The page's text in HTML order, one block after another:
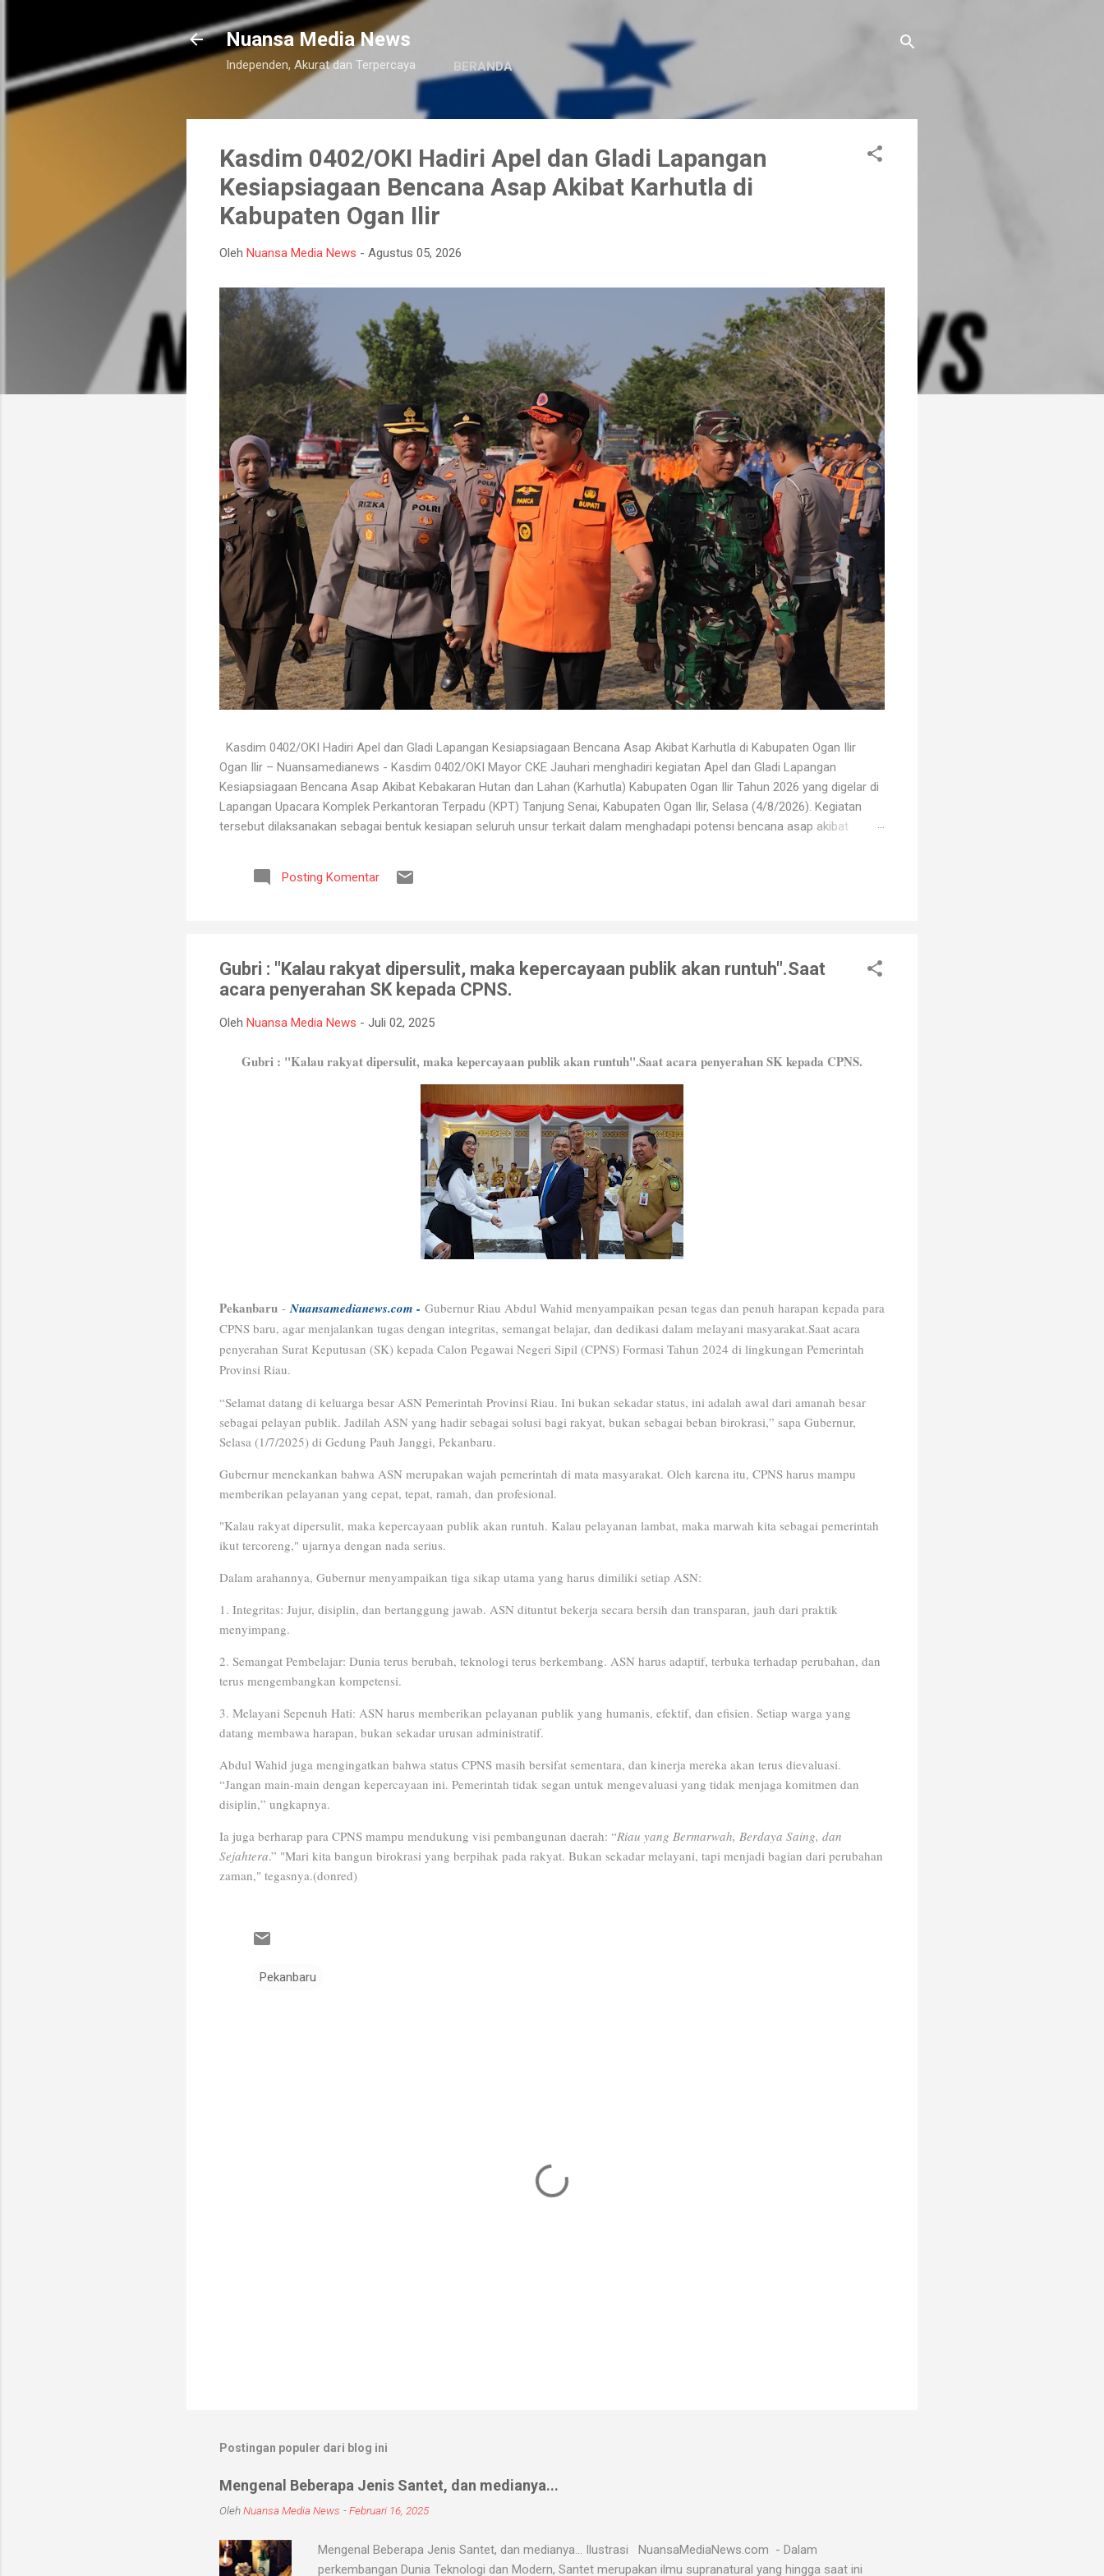
Langsung ke konten utama
Nuansa Media News
Independen, Akurat dan Terpercaya BERANDA
Kasdim 0402/OKI Hadiri Apel dan Gladi Lapangan
Kesiapsiagaan Bencana Asap Akibat Karhutla di
Kabupaten Ogan Ilir
Oleh Nuansa Media News - Agustus 05, 2026
Kasdim 0402/OKI Hadiri Apel dan Gladi Lapangan Kesiapsiagaan Bencana Asap Akibat Karhutla di Kabupaten Ogan Ilir
Ogan Ilir – Nuansamedianews - Kasdim 0402/OKI Mayor CKE Jauhari menghadiri kegiatan Apel dan Gladi Lapangan
Kesiapsiagaan Bencana Asap Akibat Kebakaran Hutan dan Lahan (Karhutla) Kabupaten Ogan Ilir Tahun 2026 yang digelar di
Lapangan Upacara Komplek Perkantoran Terpadu (KPT) Tanjung Senai, Kabupaten Ogan Ilir, Selasa (4/8/2026). Kegiatan
tersebut dilaksanakan sebagai bentuk kesiapan seluruh unsur terkait dalam menghadapi potensi bencana asap akibat
BPBD, Manggala Agni, Dinas Pemadam Kebakaran, instansi pemerintah daerah, relawan, serta berbagai elemen masyarakat.
Melalui kegiatan ini, seluruh peserta mendapatkan gambaran mengenai mekanisme penanganan Karhutla, mulai dari
Posting Komentar
Gubri : "Kalau rakyat dipersulit, maka kepercayaan publik akan runtuh".Saat
acara penyerahan SK kepada CPNS.
Oleh Nuansa Media News - Juli 02, 2025
Gubri : "Kalau rakyat dipersulit, maka kepercayaan publik akan runtuh".Saat acara penyerahan SK kepada CPNS.
Pekanbaru - Nuansamedianews.com - Gubernur Riau Abdul Wahid menyampaikan pesan tegas dan penuh harapan kepada para
CPNS baru, agar menjalankan tugas dengan integritas, semangat belajar, dan dedikasi dalam melayani masyarakat.Saat acara
penyerahan Surat Keputusan (SK) kepada Calon Pegawai Negeri Sipil (CPNS) Formasi Tahun 2024 di lingkungan Pemerintah
Provinsi Riau.
“Selamat datang di keluarga besar ASN Pemerintah Provinsi Riau. Ini bukan sekadar status, ini adalah awal dari amanah besar
sebagai pelayan publik. Jadilah ASN yang hadir sebagai solusi bagi rakyat, bukan sebagai beban birokrasi,” sapa Gubernur,
Selasa (1/7/2025) di Gedung Pauh Janggi, Pekanbaru.
Gubernur menekankan bahwa ASN merupakan wajah pemerintah di mata masyarakat. Oleh karena itu, CPNS harus mampu
memberikan pelayanan yang cepat, tepat, ramah, dan profesional.
"Kalau rakyat dipersulit, maka kepercayaan publik akan runtuh. Kalau pelayanan lambat, maka marwah kita sebagai pemerintah
ikut tercoreng," ujarnya dengan nada serius.
Dalam arahannya, Gubernur menyampaikan tiga sikap utama yang harus dimiliki setiap ASN:
1. Integritas: Jujur, disiplin, dan bertanggung jawab. ASN dituntut bekerja secara bersih dan transparan, jauh dari praktik
menyimpang.
2. Semangat Pembelajar: Dunia terus berubah, teknologi terus berkembang. ASN harus adaptif, terbuka terhadap perubahan, dan
terus mengembangkan kompetensi.
3. Melayani Sepenuh Hati: ASN harus memberikan pelayanan publik yang humanis, efektif, dan efisien. Setiap warga yang
datang membawa harapan, bukan sekadar urusan administratif.
Abdul Wahid juga mengingatkan bahwa status CPNS masih bersifat sementara, dan kinerja mereka akan terus dievaluasi.
“Jangan main-main dengan kepercayaan ini. Pemerintah tidak segan untuk mengevaluasi yang tidak menjaga komitmen dan
disiplin,” ungkapnya.
Ia juga berharap para CPNS mampu mendukung visi pembangunan daerah: “Riau yang Bermarwah, Berdaya Saing, dan
Sejahtera.” "Mari kita bangun birokrasi yang berpihak pada rakyat. Bukan sekadar melayani, tapi menjadi bagian dari perubahan
zaman," tegasnya.(donred)
Pekanbaru
Postingan populer dari blog ini
Mengenal Beberapa Jenis Santet, dan medianya...
OlehNuansa Media News -Februari 16, 2025
Mengenal Beberapa Jenis Santet, dan medianya... Ilustrasi NuansaMediaNews.com - Dalam
perkembangan Dunia Teknologi dan Modern, Santet merupakan ilmu supranatural yang hingga saat ini